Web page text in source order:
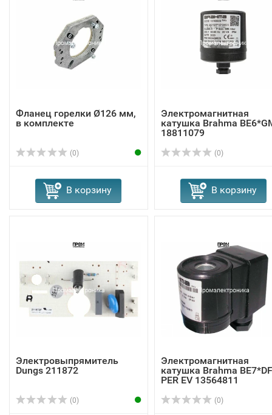
Фланец горелки Ø126 мм,
в комплекте
(0)
В корзину
Электромагнитная
катушка Brahma
18811079
(0)
В корзину
Электровыпрямитель
Dungs 211872
(0)
Электромагнитная
катушка Brahma
PER EV 13564811
(0)